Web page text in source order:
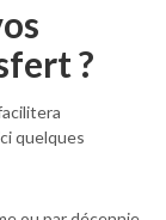
?
quelques